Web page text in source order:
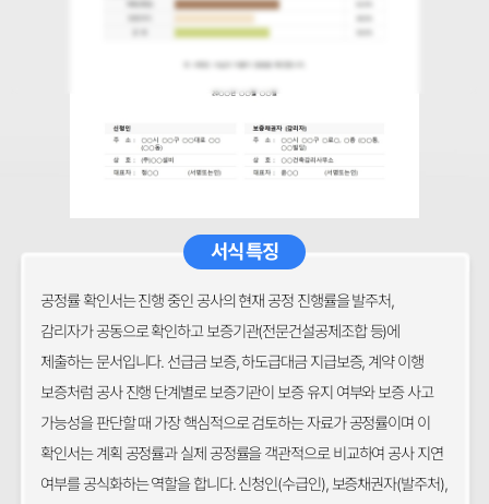
서식 특징
공정률 확인서는 진행 중인 공사의 현재 공정 진행률을 발주처,
감리자가 공동으로 확인하고 보증기관(전문건설공제조합 등)에
제출하는 문서입니다. 선급금 보증, 하도급대금 지급보증, 계약 이행
보증처럼 공사 진행 단계별로 보증기관이 보증 유지 여부와 보증 사고
가능성을 판단할 때 가장 핵심적으로 검토하는 자료가 공정률이며 이
확인서는 계획 공정률과 실제 공정률을 객관적으로 비교하여 공사 지연
여부를 공식화하는 역할을 합니다. 신청인(수급인), 보증채권자(발주처),